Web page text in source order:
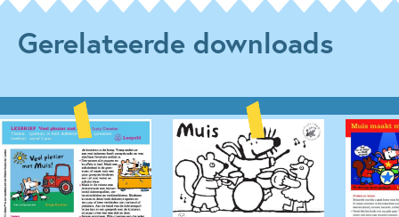
Gerelateerde downloads